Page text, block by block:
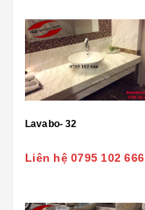
Lavabo- 32
Liên hệ 0795 102 666